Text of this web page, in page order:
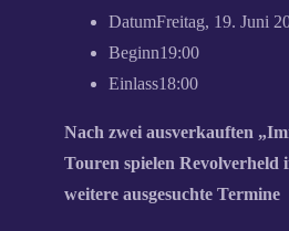
DatumFreitag, 19. Juni
Beginn19:00
Einlass18:00
Nach zwei ausverkauften
Touren spielen Revolverheld
weitere ausgesuchte Termine